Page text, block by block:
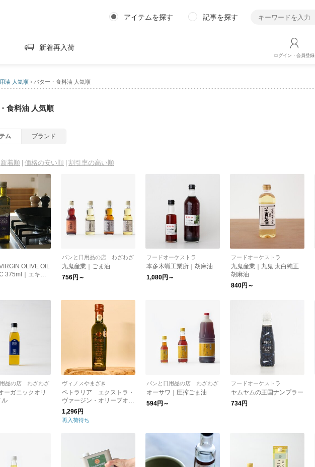
アイテムを探す 記事を探す
新着再入荷
ログイン・会員登録
油 人気順 › バター・食料油 人気順
食料油 人気順
ム ブランド
新着順 価格の安い順 割引率の高い順
OLIVE OIL
375ml｜エキス
ンオリーブオイ
Estate
パンと日用品の店 わざわざ
九鬼産業｜ごま油
756円～
フードオーケストラ
本多木蝋工業所｜胡麻油
1,080円～
フードオーケストラ
九鬼産業｜九鬼 太白純正
胡麻油
840円～
品の店 わざわざ
ーガニックオリ
ル
ヴィノスやまざき
ペトラリア エクストラ・
ヴァージン・オリーブオイ
ル250ml
1,296円
再入荷待ち
パンと日用品の店 わざわざ
オーサワ｜圧搾ごま油
594円～
フードオーケストラ
ヤムヤムの王国ナンプラー
734円